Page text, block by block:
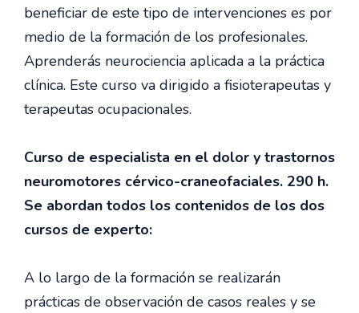
beneficiar de este tipo de intervenciones es por
medio de la formación de los profesionales.
Aprenderás neurociencia aplicada a la práctica
clínica. Este curso va dirigido a fisioterapeutas y
terapeutas ocupacionales.
Curso de especialista en el dolor y trastornos
neuromotores cérvico-craneofaciales. 290 h.
Se abordan todos los contenidos de los dos
cursos de experto:
A lo largo de la formación se realizarán
prácticas de observación de casos reales y se